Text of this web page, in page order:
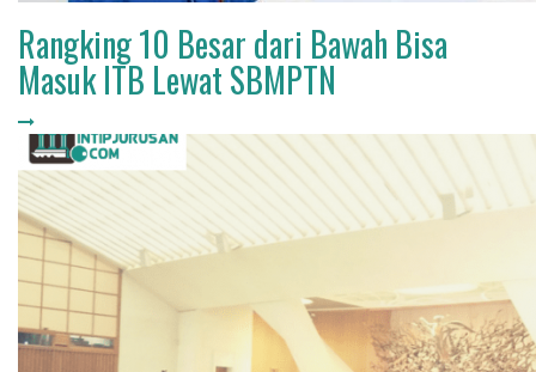
Rangking 10 Besar dari Bawah Bisa
Masuk ITB Lewat SBMPTN